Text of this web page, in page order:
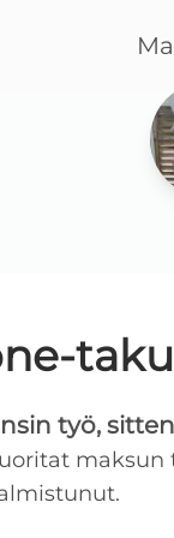
työ,
maksun